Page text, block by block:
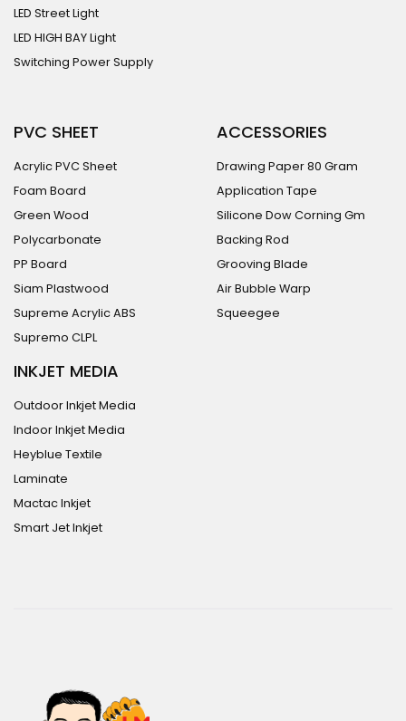
LED Street Light
LED HIGH BAY Light
Switching Power Supply
PVC SHEET
Acrylic PVC Sheet
Foam Board
Green Wood
Polycarbonate
PP Board
Siam Plastwood
Supreme Acrylic ABS
Supremo CLPL
INKJET MEDIA
Outdoor Inkjet Media
Indoor Inkjet Media
Heyblue Textile
Laminate
Mactac Inkjet
Smart Jet Inkjet
ACCESSORIES
Drawing Paper 80 Gram
Application Tape
Silicone Dow Corning Gm
Backing Rod
Grooving Blade
Air Bubble Warp
Squeegee